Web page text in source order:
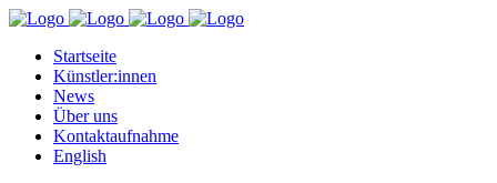
Startseite
Künstler:innen
News
Über uns
Kontaktaufnahme
English